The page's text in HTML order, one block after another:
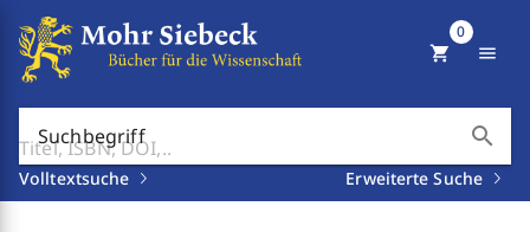
Suchbegriff search
Volltextsuche Erweiterte Suche
shopping_cart
0
menu